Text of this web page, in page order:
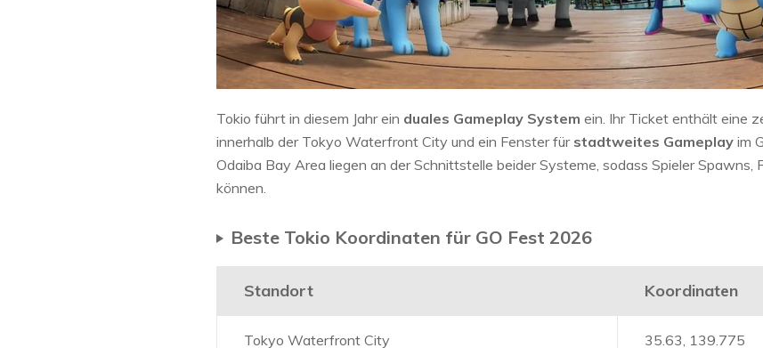
Tokio führt in diesem Jahr ein duales Gameplay System ein. Ihr Ticket enthält eine
innerhalb der Tokyo Waterfront City und ein Fenster für stadtweites Gameplay im
Odaiba Bay Area liegen an der Schnittstelle beider Systeme, sodass Spieler Spawns,
können.
Beste Tokio Koordinaten für GO Fest 2026
Standort Koordinaten
Tokyo Waterfront City 35.63, 139.775